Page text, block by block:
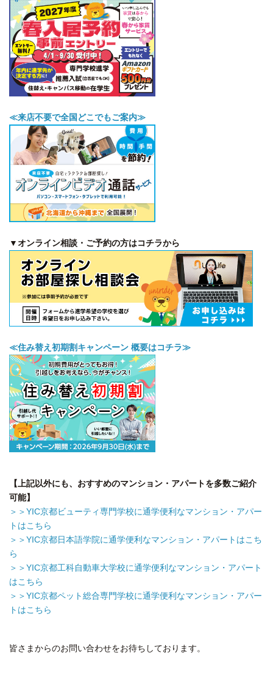
≪来店不要で全国どこでもご案内≫
▼オンライン相談・ご予約の方はコチラから
≪住み替え初期割キャンペーン 概要はコチラ≫
【上記以外にも、おすすめのマンション・アパートを多数ご紹介
可能】
＞＞YIC京都ビューティ専門学校に通学便利なマンション・アパー
トはこちら
＞＞YIC京都日本語学院に通学便利なマンション・アパートはこち
ら
＞＞YIC京都工科自動車大学校に通学便利なマンション・アパート
はこちら
＞＞YIC京都ペット総合専門学校に通学便利なマンション・アパー
トはこちら
皆さまからのお問い合わせをお待ちしております。